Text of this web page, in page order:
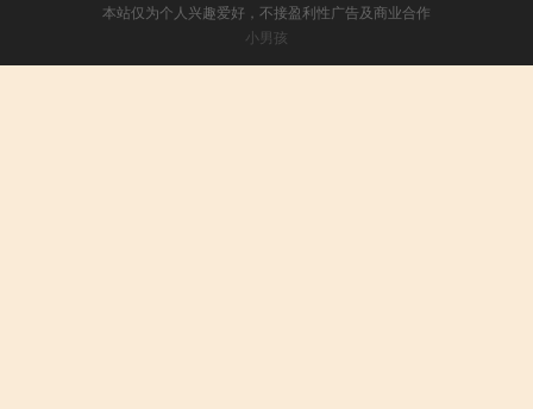
本站仅为个人兴趣爱好，不接盈利性广告及商业合作
小男孩